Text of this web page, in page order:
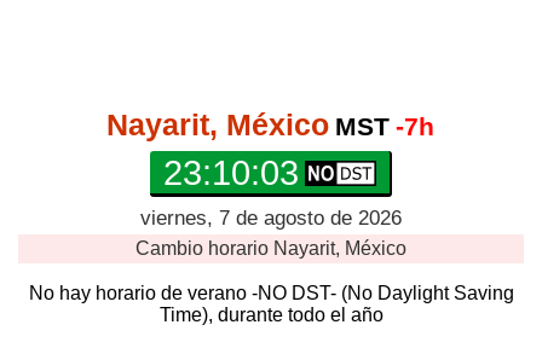
Nayarit, México MST -7h
23:10:03
viernes, 7 de agosto de 2026
Cambio horario Nayarit, México
No hay horario de verano -NO DST- (No Daylight Saving
Time), durante todo el año